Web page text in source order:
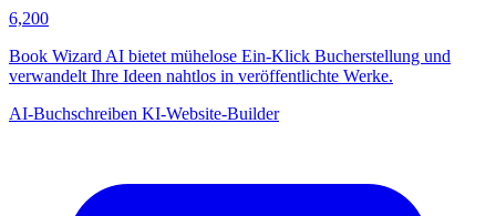
6,200
Book Wizard AI bietet mühelose Ein-Klick Bucherstellung und
verwandelt Ihre Ideen nahtlos in veröffentlichte Werke.
AI-Buchschreiben KI-Website-Builder